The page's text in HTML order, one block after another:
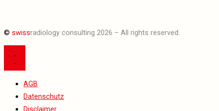
© swissradiology consulting 2026 – All rights reserved.
AGB
Datenschutz